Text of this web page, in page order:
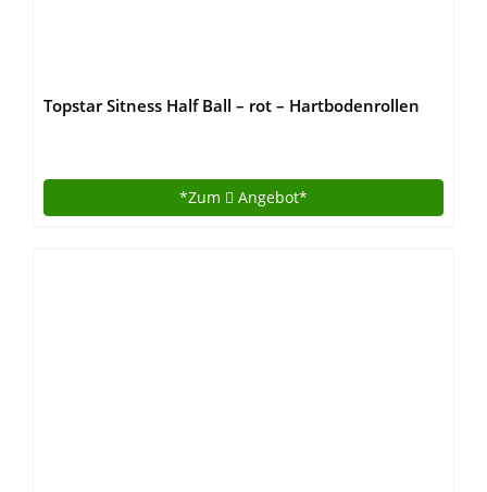
Topstar Sitness Half Ball – rot – Hartbodenrollen
*Zum Angebot*